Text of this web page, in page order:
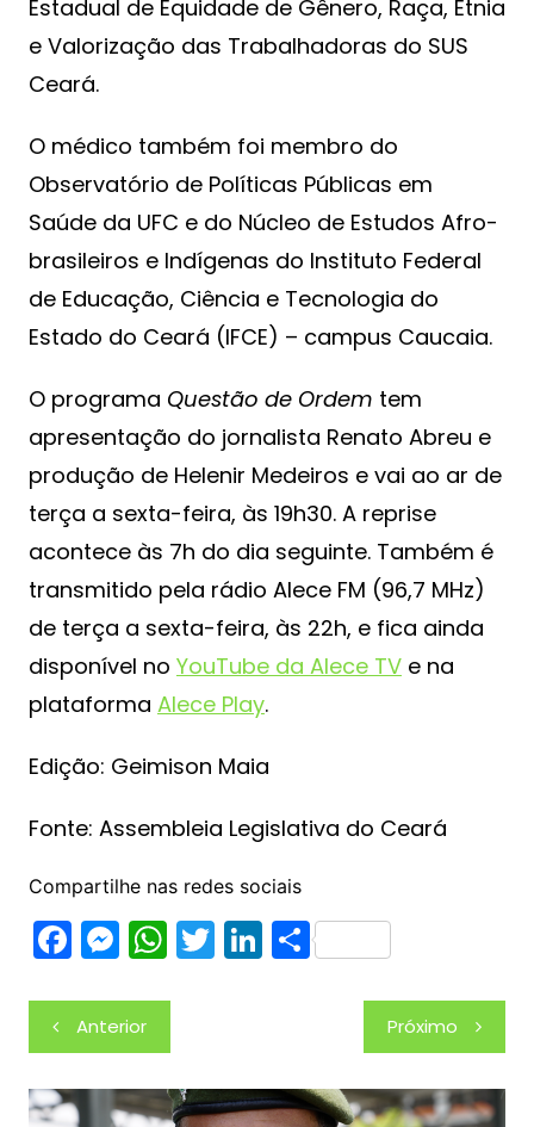
Estadual de Equidade de Gênero, Raça, Etnia
e Valorização das Trabalhadoras do SUS
Ceará.
O médico também foi membro do
Observatório de Políticas Públicas em
Saúde da UFC e do Núcleo de Estudos Afro-
brasileiros e Indígenas do Instituto Federal
de Educação, Ciência e Tecnologia do
Estado do Ceará (IFCE) – campus Caucaia.
O programa Questão de Ordem tem
apresentação do jornalista Renato Abreu e
produção de Helenir Medeiros e vai ao ar de
terça a sexta-feira, às 19h30. A reprise
acontece às 7h do dia seguinte. Também é
transmitido pela rádio Alece FM (96,7 MHz)
de terça a sexta-feira, às 22h, e fica ainda
disponível no YouTube da Alece TVe na
plataforma Alece Play.
Edição: Geimison Maia
Fonte: Assembleia Legislativa do Ceará
Compartilhe nas redes sociais
F
c
e
b
M
s
s
e
W
at
s
A
T Li
dI
S
Navegação
de
Post
Anterior Próximo